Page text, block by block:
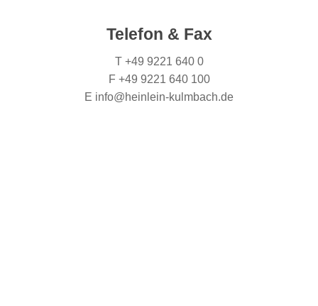
Telefon & Fax
T +49 9221 640 0
F +49 9221 640 100
E info@heinlein-kulmbach.de